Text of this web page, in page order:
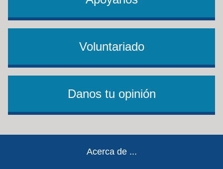
Voluntariado
Danos tu opinión
Acerca de ...